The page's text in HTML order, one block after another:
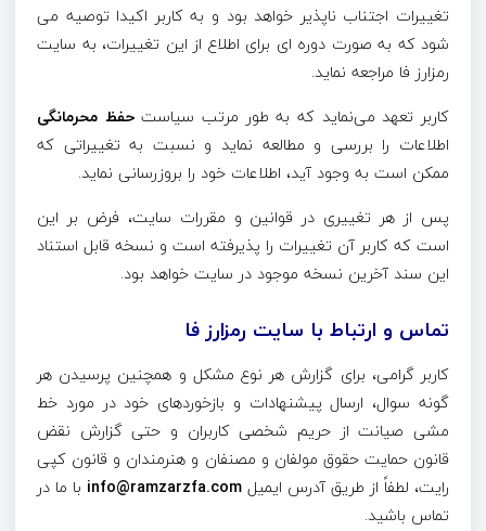
تغییرات اجتناب ناپذیر خواهد بود و به کاربر اکیدا توصیه می
شود که به صورت دوره ای برای اطلاع از این تغییرات، به سایت
رمزارز فا مراجعه نماید.
کاربر تعهد می‌نماید که به طور مرتب سیاستحفظ محرمانگی
اطلاعات را بررسی و مطالعه نماید و نسبت به تغییراتی که
ممکن است به وجود آید، اطلاعات خود را بروزرسانی نماید.
پس از هر تغییری در قوانین و مقررات سایت، فرض بر این
است که کاربر آن تغییرات را پذیرفته است و نسخه قابل استناد
این سند آخرین نسخه موجود در سایت خواهد بود.
تماس و ارتباط با سایت رمزارز فا
کاربر گرامی، برای گزارش هر نوع مشکل و همچنین پرسیدن هر
گونه سوال، ارسال پیشنهادات و بازخوردهای خود در مورد خط
مشی صیانت از حریم شخصی کاربران و حتی گزارش نقض
قانون حمایت حقوق مولفان و مصنفان و هنرمندان و قانون کپی
رایت، لطفاً از طریق آدرس ایمیل info@ramzarzfa.com با ما در
تماس باشید.